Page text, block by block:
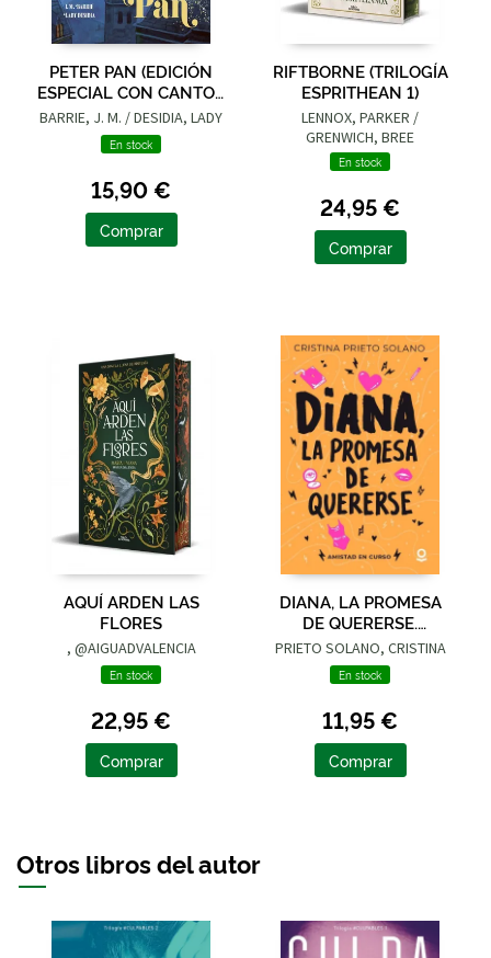
PETER PAN (EDICIÓN
ESPECIAL CON CANTOS
TINTADOS)
BARRIE, J. M. / DESIDIA, LADY
En stock
15,90 €
Comprar
RIFTBORNE (TRILOGÍA
ESPRITHEAN 1)
LENNOX, PARKER /
GRENWICH, BREE
En stock
24,95 €
Comprar
AQUÍ ARDEN LAS
FLORES
, @AIGUADVALENCIA
En stock
22,95 €
Comprar
DIANA, LA PROMESA
DE QUERERSE.
AMISTAD EN CURSO
PRIETO SOLANO, CRISTINA
En stock
11,95 €
Comprar
Otros libros del autor